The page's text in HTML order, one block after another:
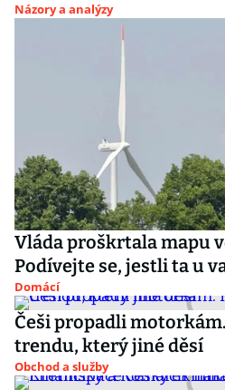
Názory a analýzy
Vláda proškrtala mapu
Podívejte se, jestli ta u
Domácí
Češi propadli
trendu, který jiné děsí
Obchod a služby